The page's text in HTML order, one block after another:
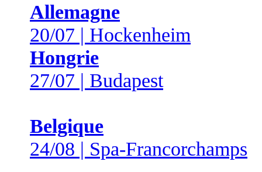
Allemagne
20/07 | Hockenheim
Hongrie
27/07 | Budapest
Belgique
24/08 | Spa-Francorchamps